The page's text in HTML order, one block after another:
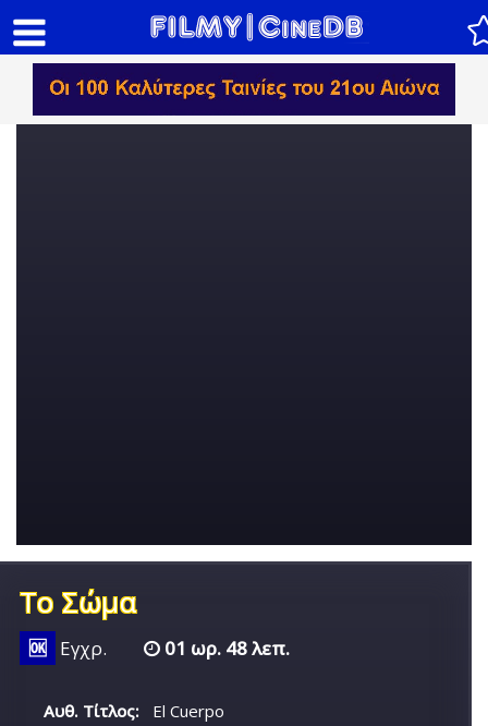
Το Σώμα
🆗 Εγχρ. 01 ωρ. 48 λεπ.
Αυθ. Τίτλος:
El Cuerpo